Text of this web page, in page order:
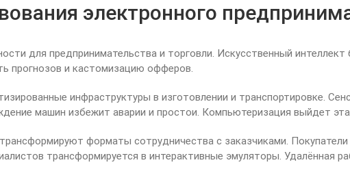
электронного
для предпринимательства и торговли. Искусственный
прогнозов и кастомизацию офферов.
инфраструктуры в изготовлении и транспортировке.
машин избежит аварии и простои. Компьютеризация выйдет
форматы сотрудничества с заказчиками.
трансформируется в интерактивные эмуляторы. Удалённая